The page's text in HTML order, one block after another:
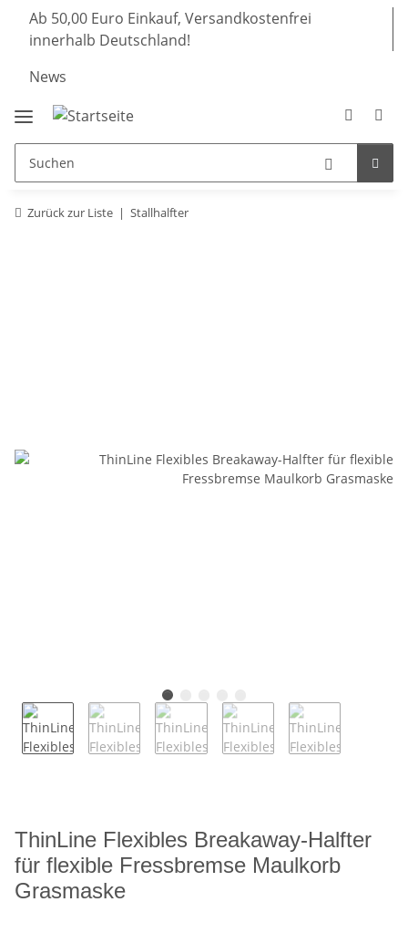
Ab 50,00 Euro Einkauf, Versandkostenfrei
innerhalb Deutschland!
News
Zurück zur Liste Stallhalfter
ThinLine Flexibles Breakaway-Halfter
für flexible Fressbremse Maulkorb
Grasmaske